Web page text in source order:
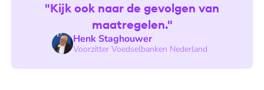
Henk Staghouwer
Voorzitter Voedselbanken Nederland
"Kijk ook naar de gevolgen van
maatregelen."